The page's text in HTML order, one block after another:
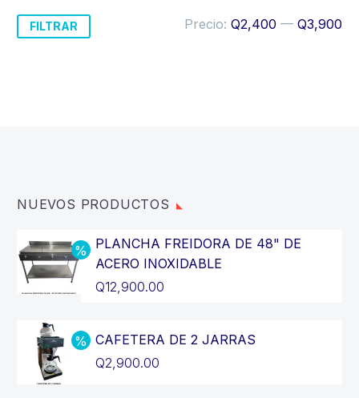
Precio
mínimo
Precio
máximo
FILTRAR Precio: Q2,400 — Q3,900
NUEVOS PRODUCTOS
PLANCHA FREIDORA DE 48" DE
ACERO INOXIDABLE
El
original
era:
Q12,900.00
precio
actual
CAFETERA DE 2 JARRAS
El
Q2,900.00